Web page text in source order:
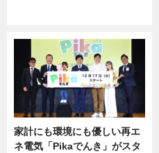
家計にも環境にも優しい再エ
ネ電気「Pikaでんき」がスタ